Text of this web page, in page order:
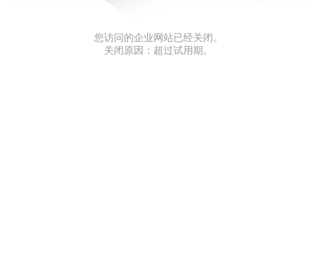
您访问的企业网站已经关闭。
关闭原因：超过试用期。